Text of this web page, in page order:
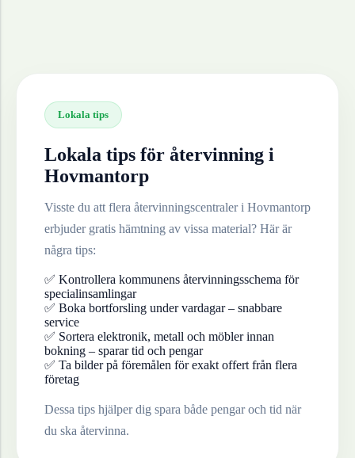
Lokala tips
Lokala tips för återvinning i
Hovmantorp
Visste du att flera återvinningscentraler i Hovmantorp
erbjuder gratis hämtning av vissa material? Här är
några tips:
✅ Kontrollera kommunens återvinningsschema för
specialinsamlingar
✅ Boka bortforsling under vardagar – snabbare
service
✅ Sortera elektronik, metall och möbler innan
bokning – sparar tid och pengar
✅ Ta bilder på föremålen för exakt offert från flera
företag
Dessa tips hjälper dig spara både pengar och tid när
du ska återvinna.